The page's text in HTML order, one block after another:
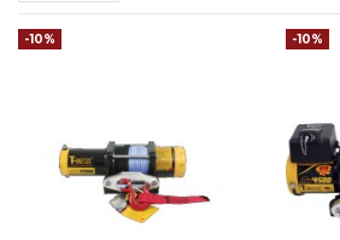
-10% -10%